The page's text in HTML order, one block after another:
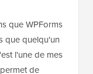
que WPForms
que quelqu'un
l'une de mes
de